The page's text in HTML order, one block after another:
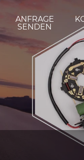
ANFRAGE
SENDEN